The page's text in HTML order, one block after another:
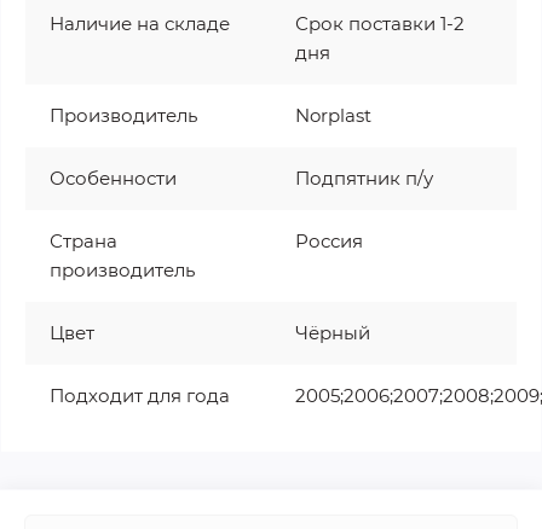
Наличие на складе
Срок поставки 1-2
дня
Производитель Norplast
Особенности Подпятник п/у
Страна
производитель
Россия
Цвет Чёрный
Подходит для года